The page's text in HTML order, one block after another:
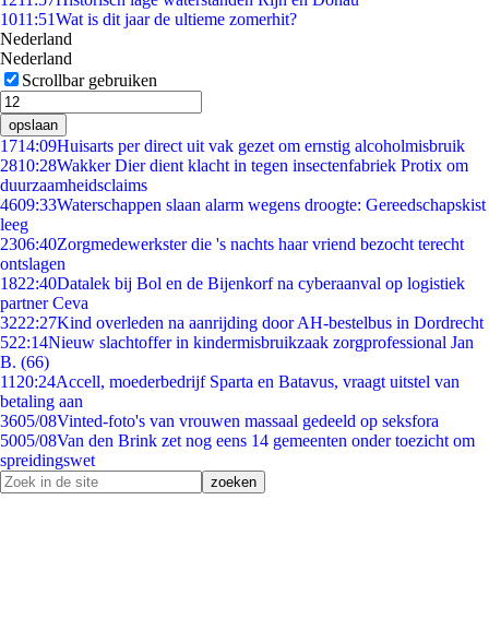
1011:51Wat is dit jaar de ultieme zomerhit?
Nederland
Nederland
Scrollbar gebruiken
opslaan
1714:09Huisarts per direct uit vak gezet om ernstig alcoholmisbruik
2810:28Wakker Dier dient klacht in tegen insectenfabriek Protix om
duurzaamheidsclaims
4609:33Waterschappen slaan alarm wegens droogte: Gereedschapskist
leeg
2306:40Zorgmedewerkster die 's nachts haar vriend bezocht terecht
ontslagen
1822:40Datalek bij Bol en de Bijenkorf na cyberaanval op logistiek
partner Ceva
3222:27Kind overleden na aanrijding door AH-bestelbus in Dordrecht
522:14Nieuw slachtoffer in kindermisbruikzaak zorgprofessional Jan
B. (66)
11 20:24Accell, moederbedrijf Sparta en Batavus, vraagt uitstel van
betaling aan
3605/08Vinted-foto's van vrouwen massaal gedeeld op seksfora
5005/08Van den Brink zet nog eens 14 gemeenten onder toezicht om
spreidingswet